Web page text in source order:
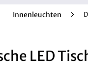
Innenleuchten
LED